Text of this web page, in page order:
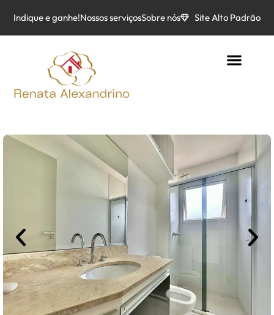
Indique e ganhe!Nossos serviçosSobre nós Site Alto Padrão